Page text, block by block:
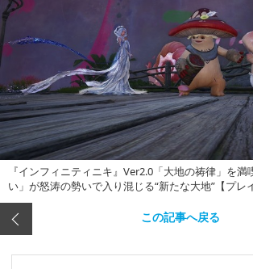
『インフィニティニキ』Ver2.0「大地の祷律」を
い」が怒涛の勢いで入り混じる“新たな大地”【プレ
この記事へ戻る